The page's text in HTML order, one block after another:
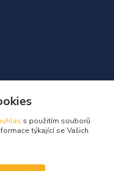
s použitím souborů
týkající se Vašich